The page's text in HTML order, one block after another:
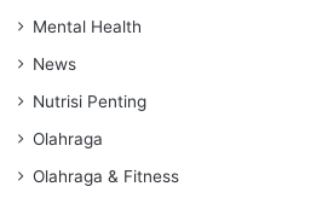
Mental Health
News
Nutrisi Penting
Olahraga
Olahraga & Fitness